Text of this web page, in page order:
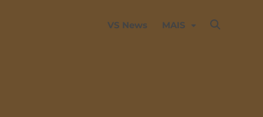
VS News MAIS